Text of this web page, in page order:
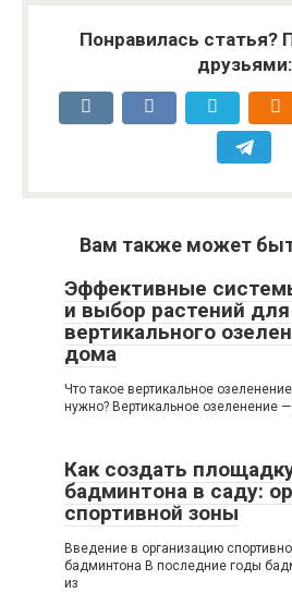
Понравилась статья?
друзьями:
Вам также может
Эффективные
и выбор растений для
вертикального
дома
Что такое вертикальное
нужно? Вертикальное озеленение
Как создать
бадминтона в саду:
спортивной зоны
Введение в организацию
бадминтона В последние годы
из